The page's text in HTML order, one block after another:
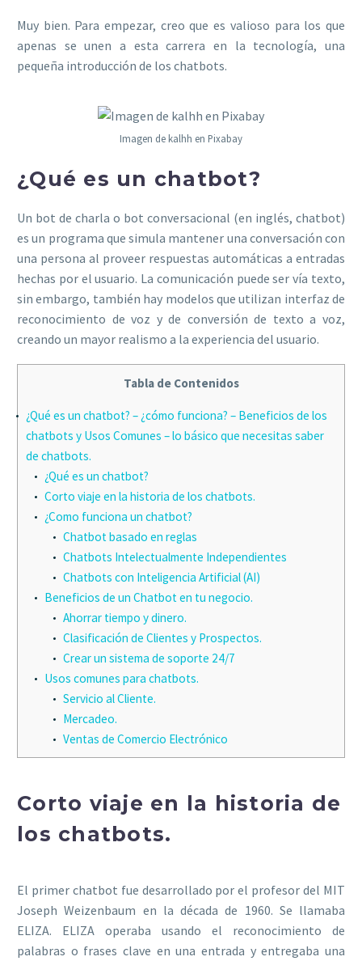
Muy bien. Para empezar, creo que es valioso para los que
apenas se unen a esta carrera en la tecnología, una
pequeña introducción de los chatbots.
Imagen de kalhh en Pixabay
¿Qué es un chatbot?
Un bot de charla o bot conversacional (en inglés, chatbot)
es un programa que simula mantener una conversación con
una persona al proveer respuestas automáticas a entradas
hechas por el usuario. La comunicación puede ser vía texto,
sin embargo, también hay modelos que utilizan interfaz de
reconocimiento de voz y de conversión de texto a voz,
creando un mayor realismo a la experiencia del usuario.
Tabla de Contenidos
¿Qué es un chatbot? – ¿cómo funciona? – Beneficios de los
chatbots y Usos Comunes – lo básico que necesitas saber
de chatbots.
¿Qué es un chatbot?
Corto viaje en la historia de los chatbots.
¿Como funciona un chatbot?
Chatbot basado en reglas
Chatbots Intelectualmente Independientes
Chatbots con Inteligencia Artificial (AI)
Beneficios de un Chatbot en tu negocio.
Ahorrar tiempo y dinero.
Clasificación de Clientes y Prospectos.
Crear un sistema de soporte 24/7
Usos comunes para chatbots.
Servicio al Cliente.
Mercadeo.
Ventas de Comercio Electrónico
Corto viaje en la historia de
los chatbots.
El primer chatbot fue desarrollado por el profesor del MIT
Joseph Weizenbaum en la década de 1960. Se llamaba
ELIZA. ELIZA operaba usando el reconocimiento de
palabras o frases clave en una entrada y entregaba una